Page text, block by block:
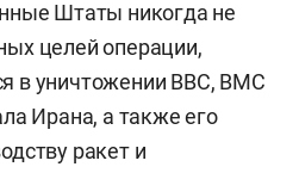
Штаты никогда не
целей операции,
в уничтожении ВВС, ВМС
Ирана, а также его
ракет и